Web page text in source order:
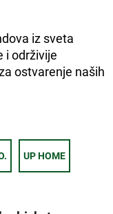
iz sveta
i održivije
ostvarenje naših
UP HOME